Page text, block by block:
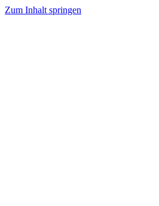
Zum Inhalt springen